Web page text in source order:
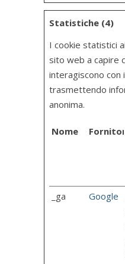
Statistiche (4)
I cookie statistici
sito web a capire
interagiscono con
trasmettendo
anonima.
Nome
_ga
Google